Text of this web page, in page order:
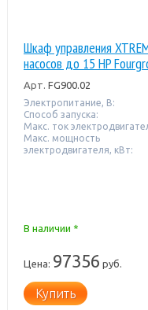
Шкаф управления
насосов до 15 HP
Арт. FG900.02
Электропитание, В:
Способ запуска:
Макс. ток
Макс. мощность
электродвигателя, кВт:
В наличии *
Цена: 97356 руб.
Купить